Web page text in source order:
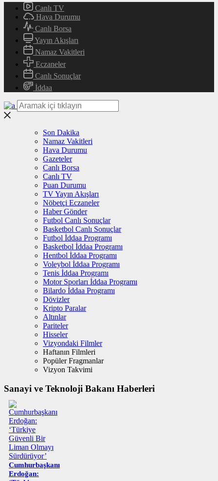
Canlı TV
Hava Durumu
Canlı Borsa
Yayın Akışları
Namaz Vakitleri
Eczaneler
Canlı Sonuçlar
İddaa
Son Dakika
Namaz Vakitleri
Hava Durumu
Gazeteler
Canlı Borsa
Canlı TV
Puan Durumu
TV Yayın Akışları
Nöbetçi Eczaneler
Haber Gönder
Futbol Canlı Sonuçlar
Basketbol Canlı Sonuçlar
Futbol İddaa Programı
Basketbol İddaa Programı
Hentbol İddaa Programı
Voleybol İddaa Programı
Tenis İddaa Programı
Motor Sporları İddaa Programı
Bilardo İddaa Programı
Dövizler
Kripto Paralar
Altınlar
Pariteler
Hisseler
Vizyondaki Filmler
Haftanın Filmleri
Popüler Fragmanlar
Vizyon Takvimi
Sanayi ve Teknoloji Bakanı Haberleri
Cumhurbaşkanı
Erdoğan: